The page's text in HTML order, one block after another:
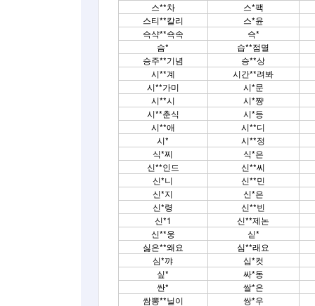
스**차
스*팩
스티**칼리
스*윤
슥샥**쇽속
슥*
슴*
습**점멸
승주**기념
승**상
시**계
시간**려봐
시**가미
시*문
시**시
시*쨩
시**춘식
시*등
시**애
시**디
시*
시**정
식*찌
식*은
신**인드
신**씨
신*니
신**민
신*지
신*은
신*령
신**빈
신*1
신**제논
신**웅
싣*
싫은**왜요
심**래요
심*꺄
십*컷
싶*
싸*동
싼*
쌀*은
쌈뽕**닐이
쌍*우